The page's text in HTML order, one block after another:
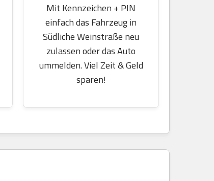
Mit Kennzeichen + PIN
einfach das Fahrzeug in
Südliche Weinstraße neu
zulassen oder das Auto
ummelden. Viel Zeit & Geld
sparen!